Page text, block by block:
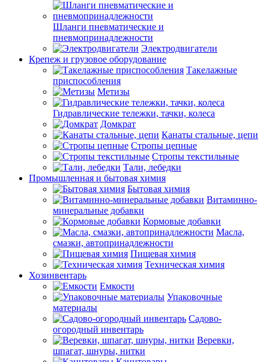
Шланги пневматические и
пневмопринадлежности
Электродвигатели
Крепеж и грузовое оборудование
Такелажные
приспособления
Метизы
Гидравлические тележки, тачки, колеса
Домкрат
Канаты стальные, цепи
Стропы цепные
Стропы текстильные
Тали, лебедки
Промышленная и бытовая химия
Бытовая химия
Витаминно-
минеральные добавки
Кормовые добавки
Масла,
смазки, автопринадлежности
Пищевая химия
Техническая химия
Хозинвентарь
Емкости
Упаковочные
материалы
Садово-
огородный инвентарь
Веревки,
шпагат, шнуры, нитки